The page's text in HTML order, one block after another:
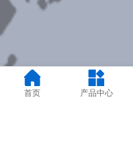
首页 产品中心